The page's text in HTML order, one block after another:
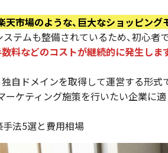
市場のような、巨大なショッピング
テムも整備されているため、初心者
料などのコストが継続的に発生しま
自ドメインを取得して運営する形
ーケティング施策を行いたい企業に
手法5選と費用相場